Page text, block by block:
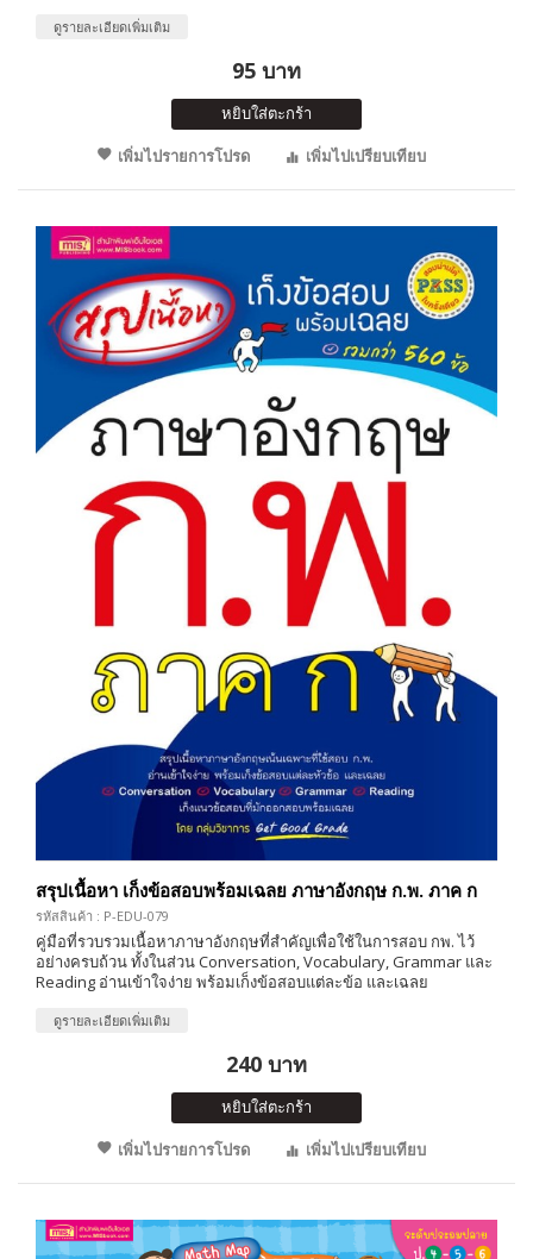
ดูรายละเอียดเพิ่มเติม
95 บาท
หยิบใส่ตะกร้า
เพิ่มไปรายการโปรด
เพิ่มไปเปรียบเทียบ
สรุปเนื้อหา เก็งข้อสอบพร้อมเฉลย ภาษาอังกฤษ ก.พ. ภาค ก
รหัสสินค้า : P-EDU-079
คู่มือที่รวบรวมเนื้อหาภาษาอังกฤษที่สำคัญเพื่อใช้ในการสอบ กพ. ไว้
อย่างครบถ้วน ทั้งในส่วน Conversation, Vocabulary, Grammar และ
Reading อ่านเข้าใจง่าย พร้อมเก็งข้อสอบแต่ละข้อ และเฉลย
ดูรายละเอียดเพิ่มเติม
240 บาท
หยิบใส่ตะกร้า
เพิ่มไปรายการโปรด
เพิ่มไปเปรียบเทียบ